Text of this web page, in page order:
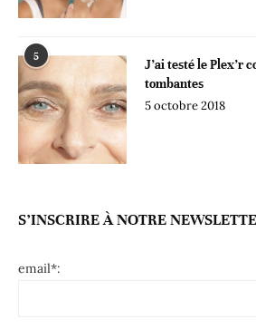
5
J’ai testé le Plex’r
tombantes
5 octobre 2018
S’INSCRIRE À NOTRE
email*: